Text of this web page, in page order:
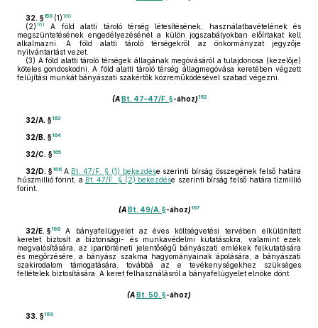
32. §159 (1) 160
(2) 161
A föld alatti tároló térség létesítésének, használatbavételének és
megszüntetésének engedélyezésénél a külön jogszabályokban előírtakat kell
alkalmazni. A föld alatti tároló térségekről az önkormányzat jegyzője
nyilvántartást vezet.
(3) A föld alatti tároló térségek állagának megóvásáról a tulajdonosa (kezelője)
köteles gondoskodni. A föld alatti tároló térség állagmegóvása keretében végzett
felújítási munkát bányászati szakértők közreműködésével szabad végezni.
(ABt. 47–47/F. §-ához)162
32/A. §163
32/B. §164
32/C. §165
32/D. §166 A Bt. 47/F. § (1) bekezdése szerinti bírság összegének felső határa
húszmillió forint, a Bt. 47/F. § (2) bekezdése szerinti bírság felső határa tízmillió
forint.
(ABt. 49/A. §-ához)167
32/E. §168
A bányafelügyelet az éves költségvetési tervében elkülönített
keretet biztosít a biztonsági- és munkavédelmi kutatásokra, valamint ezek
megvalósítására, az ipartörténeti jelentőségű bányászati emlékek felkutatására
és megőrzésére, a bányász szakma hagyományainak ápolására, a bányászati
szakirodalom támogatására, továbbá az e tevékenységekhez szükséges
feltételek biztosítására. A keret felhasználásról a bányafelügyelet elnöke dönt.
(ABt. 50. §-ához)
33. §169